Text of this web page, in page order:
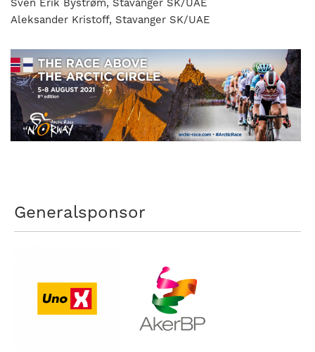
Sven Erik Bystrøm, Stavanger SK/UAE
Aleksander Kristoff, Stavanger SK/UAE
Generalsponsor